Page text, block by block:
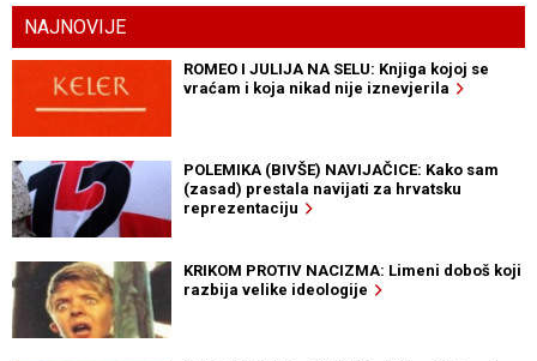
NAJNOVIJE
ROMEO I JULIJA NA SELU: Knjiga kojoj se
vraćam i koja nikad nije iznevjerila
POLEMIKA (BIVŠE) NAVIJAČICE: Kako sam
(zasad) prestala navijati za hrvatsku
reprezentaciju
KRIKOM PROTIV NACIZMA: Limeni doboš koji
razbija velike ideologije